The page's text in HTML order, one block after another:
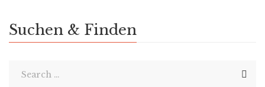
Suchen & Finden